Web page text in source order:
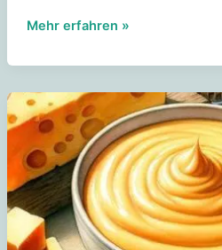
Sauce
Kalbsvelouté
Mehr erfahren »